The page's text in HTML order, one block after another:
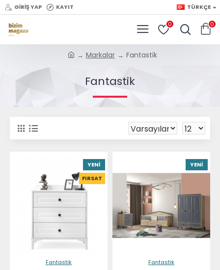
GIRIŞ YAP KAYIT TÜRKÇE
0 0
Markalar Fantastik
Fantastik
YENI
FIRSAT
Fantastik
YENI
Fantastik